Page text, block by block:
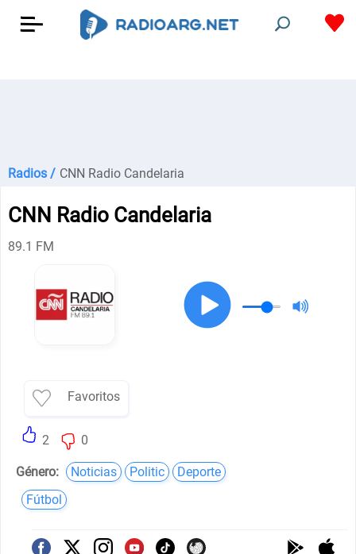
Radios / CNN Radio Candelaria
CNN Radio Candelaria
89.1 FM
Favoritos
2 0
Género: Noticias Politic
Deporte
Fútbol